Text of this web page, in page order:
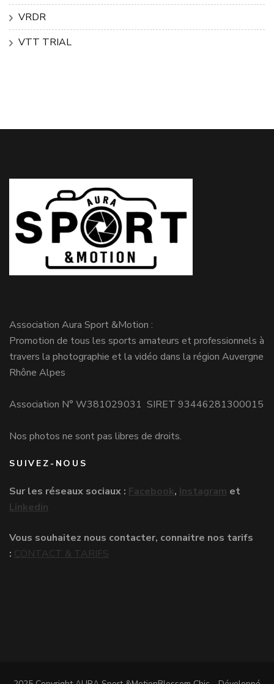
VRDR
VTT TRIAL
Association Aura Sport &Motion :
Promotion de tous les sports amateurs et professionnels à
travers la photographie et la vidéo dans la région Auvergne
Rhône Alpes
Association N° W381029031 SIRET 93446281300015
Nos photos ne sont pas libres de droits.
SUIVEZ-NOUS
Sur les réseaux sociaux : Facebook, Instagram et
Linkedin
Vous souhaitez nous contacter, connaitre nos tarifs
: CONTACT & TARIFS